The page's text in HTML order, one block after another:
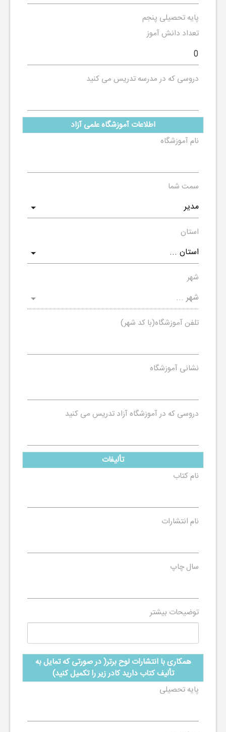
پایه تحصیلی پنجم
تعداد دانش آموز
دروسی که در مدرسه تدریس می کنید
اطلاعات آموزشگاه علمی آزاد
نام آموزشگاه
سمت شما
استان
شهر
تلفن آموزشگاه(با کد شهر)
نشانی آموزشگاه
دروسی که در آموزشگاه آزاد تدریس می کنید
تألیفات
نام کتاب
نام انتشارات
سال چاپ
توضیحات بیشتر
همکاری با انتشارات لوح برتر( در صورتی که تمایل به
تألیف کتاب دارید کادر زیر را تکمیل کنید)
پایه تحصیلی